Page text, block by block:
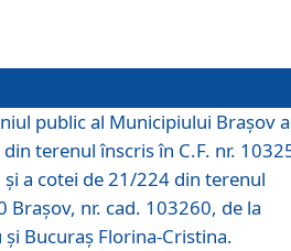
public al Municipiului Braşov a
terenul înscris în C.F. nr.
a cotei de 21/224 din terenul
Brașov, nr. cad. 103260, de la
Bucuraș Florina-Cristina.